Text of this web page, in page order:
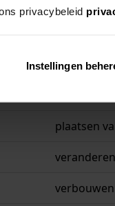
privacybeleid
Instellingen
plaatsen
plaatsen